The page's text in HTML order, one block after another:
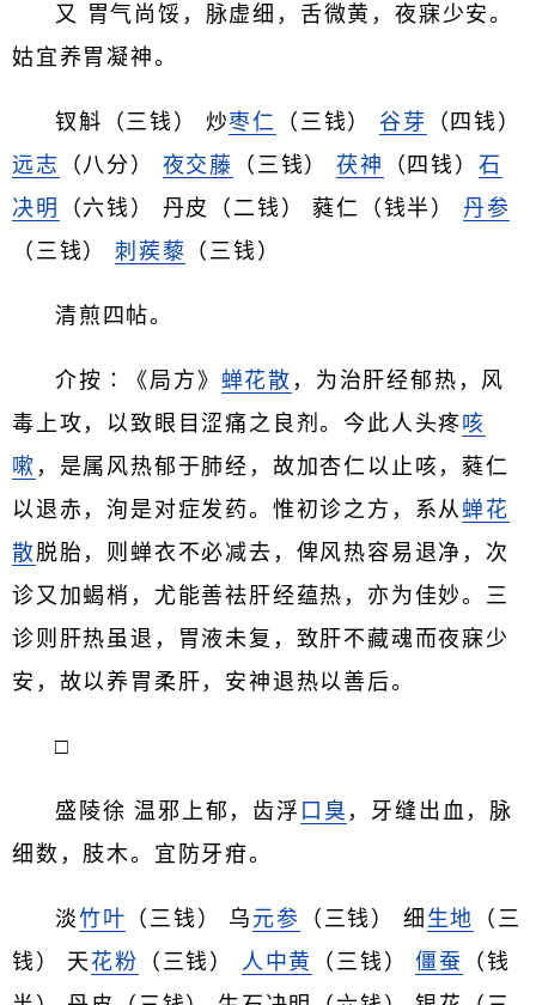
又 胃气尚馁，脉虚细，舌微黄，夜寐少安。
姑宜养胃凝神。
钗斛（三钱） 炒枣仁 （三钱）谷芽
（四钱）
远志
（八分） 夜交藤 （三钱）茯神 （四钱） 石
决明
（六钱） 丹皮（二钱） 蕤仁（钱半） 丹参
（三钱） 刺蒺藜 （三钱）
清煎四帖。
介按∶《局方》 蝉花散 ，为治肝经郁热，风
毒上攻，以致眼目涩痛之良剂。今此人头疼咳
嗽 ，是属风热郁于肺经，故加杏仁以止咳，蕤仁
以退赤，洵是对症发药。惟初诊之方，系从蝉花
散脱胎，则蝉衣不必减去，俾风热容易退净，次
诊又加蝎梢，尤能善祛肝经蕴热，亦为佳妙。三
诊则肝热虽退，胃液未复，致肝不藏魂而夜寐少
安，故以养胃柔肝，安神退热以善后。
□
盛陵徐 温邪上郁，齿浮 口臭 ，牙缝出血，脉
细数，肢木。宜防牙疳。
淡竹叶 （三钱） 乌 元参 （三钱） 细 生地
（三
钱） 天 花粉 （三钱） 人中黄 （三钱）僵蚕 （钱